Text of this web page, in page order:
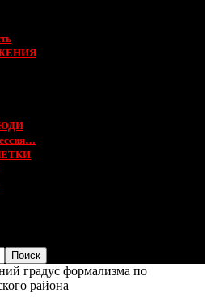
градус формализма по
района